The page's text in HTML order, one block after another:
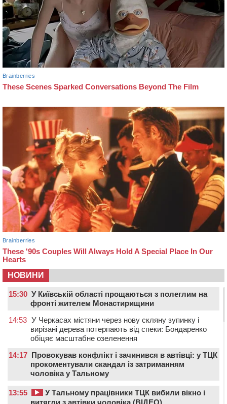
НОВИНИ
15:30 У Київській області прощаються з полеглим на
фронті жителем Монастирищини
14:53 У Черкасах містяни через нову скляну зупинку і
вирізані дерева потерпають від спеки: Бондаренко
обіцяє масштабне озеленення
14:17 Провокував конфлікт і зачинився в автівці: у ТЦК
прокоментували скандал із затриманням
чоловіка у Тальному
13:55
У Тальному працівники ТЦК вибили вікно і
витягли з автівки чоловіка (ВІДЕО)